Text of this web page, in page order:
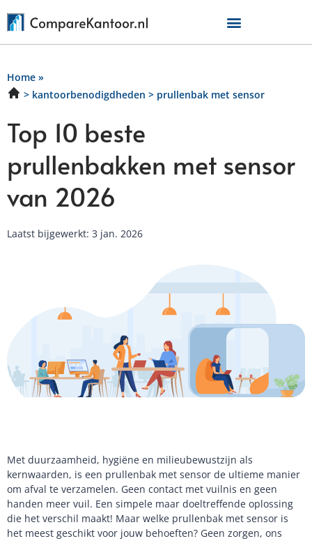
Home »
kantoorbenodigdheden
prullenbak met sensor
Top 10 beste
prullenbakken met sensor
van 2026
Laatst bijgewerkt: 3 jan. 2026
Met duurzaamheid, hygiëne en milieubewustzijn als
kernwaarden, is een prullenbak met sensor de ultieme manier
om afval te verzamelen. Geen contact met vuilnis en geen
handen meer vuil. Een simpele maar doeltreffende oplossing
die het verschil maakt! Maar welke prullenbak met sensor is
het meest geschikt voor jouw behoeften? Geen zorgen, ons